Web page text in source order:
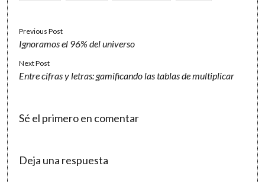
Previous Post
Ignoramos el 96% del universo
Next Post
Entre cifras y letras: gamificando las tablas de multiplicar
Sé el primero en comentar
Deja una respuesta